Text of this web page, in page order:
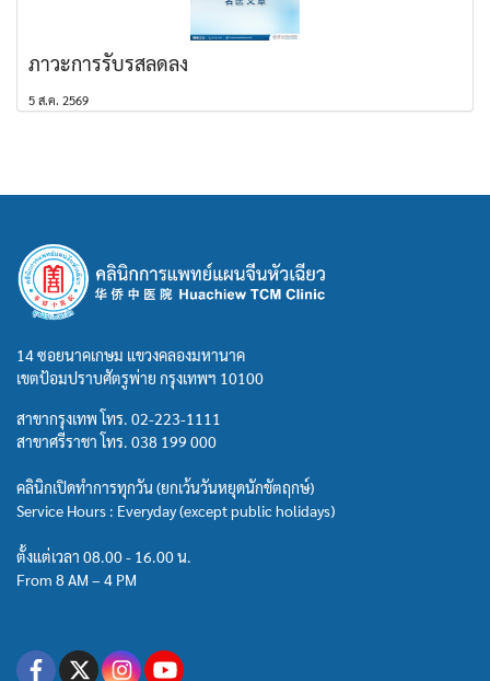
ภาวะการรับรสลดลง
5 ส.ค. 2569
14 ซอยนาคเกษม แขวงคลองมหานาค
เขตป้อมปราบศัตรูพ่าย กรุงเทพฯ 10100
สาขากรุงเทพ โทร. 02-223-1111
สาขาศรีราชา โทร. 038 199 000
คลินิกเปิดทำการทุกวัน (ยกเว้นวันหยุดนักขัตฤกษ์)
Service Hours : Everyday (except public holidays)
ตั้งแต่เวลา 08.00 - 16.00 น.
From 8 AM – 4 PM